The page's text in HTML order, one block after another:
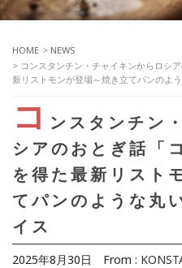
HOME > NEWS
> コンスタンチン・チャイキンからロシ
新リストモンが登場～焼き立てパンのよ
コ
ンスタンチン
シアのおとぎ話「
を得た最新リスト
てパンのような丸
イス
2025年8月30日 From :